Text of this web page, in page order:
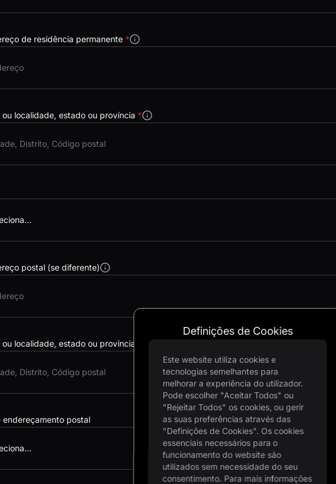
de residência permanente *
ou localidade, estado ou província *
postal (se diferente)
localidade, estado ou província de endereçamento postal
endereçamento postal
Definições de Cookies
Este website utiliza cookies e
tecnologias semelhantes para
melhorar a experiência do utilizador.
Pode escolher "Aceitar Todos" ou
"Rejeitar Todos" os cookies, ou gerir
as suas preferências através das
"Definições de Cookies". Os cookies
essenciais necessários para o
funcionamento do website são
utilizados sem necessidade do seu
consentimento. Para mais informações